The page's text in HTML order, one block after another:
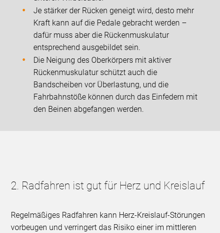
Je stärker der Rücken geneigt wird, desto mehr
Kraft kann auf die Pedale gebracht werden –
dafür muss aber die Rückenmuskulatur
entsprechend ausgebildet sein.
Die Neigung des Oberkörpers mit aktiver
Rückenmuskulatur schützt auch die
Bandscheiben vor Überlastung, und die
Fahrbahnstöße können durch das Einfedern mit
den Beinen abgefangen werden.
2. Radfahren ist gut für Herz und Kreislauf
Regelmäßiges Radfahren kann Herz-Kreislauf-Störungen
vorbeugen und verringert das Risiko einer im mittleren